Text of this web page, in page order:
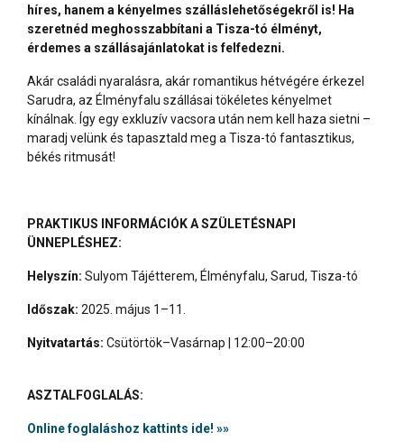
híres, hanem a kényelmes szálláslehetőségekről is! Ha
szeretnéd meghosszabbítani a Tisza-tó élményt,
érdemes a szállásajánlatokat is felfedezni.
Akár családi nyaralásra, akár romantikus hétvégére érkezel
Sarudra, az Élményfalu szállásai tökéletes kényelmet
kínálnak. Így egy exkluzív vacsora után nem kell haza sietni –
maradj velünk és tapasztald meg a Tisza-tó fantasztikus,
békés ritmusát!
PRAKTIKUS INFORMÁCIÓK A SZÜLETÉSNAPI
ÜNNEPLÉSHEZ:
Helyszín: Sulyom Tájétterem, Élményfalu, Sarud, Tisza-tó
Időszak: 2025. május 1–11.
Nyitvatartás: Csütörtök–Vasárnap | 12:00–20:00
ASZTALFOGLALÁS:
Online foglaláshoz kattints ide! »»